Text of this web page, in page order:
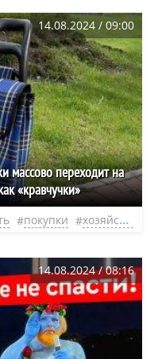
14.08.2024 / 09:00
массово переходит на
«кравчучки»
покупки хозяйство
14.08.2024 / 08:16